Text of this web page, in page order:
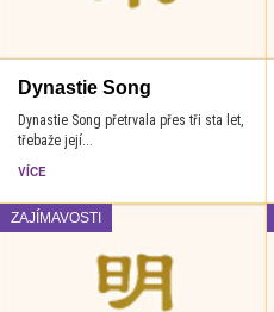
Dynastie Song
Dynastie Song přetrvala přes tři sta let,
třebaže její...
VÍCE
ZAJÍMAVOSTI